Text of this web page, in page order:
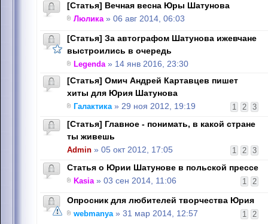
[Статья] Вечная весна Юры Шатунова
Люлика» 06 авг 2014, 06:03
[Статья] За автографом Шатунова ижевчане
выстроились в очередь
Legenda» 14 янв 2016, 23:30
[Статья] Омич Андрей Картавцев пишет
хиты для Юрия Шатунова
1 2 3
Галактика» 29 ноя 2012, 19:19
[Статья] Главное - понимать, в какой стране
ты живешь
1 2 3
Admin » 05 окт 2012, 17:05
Статья о Юрии Шатунове в польской прессе
1 2
Kasia» 03 сен 2014, 11:06
Опросник для любителей творчества Юрия
1 2
webmanya» 31 мар 2014, 12:57